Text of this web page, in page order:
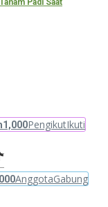
Padi Saat
1,000PengikutIkuti
AnggotaGabung